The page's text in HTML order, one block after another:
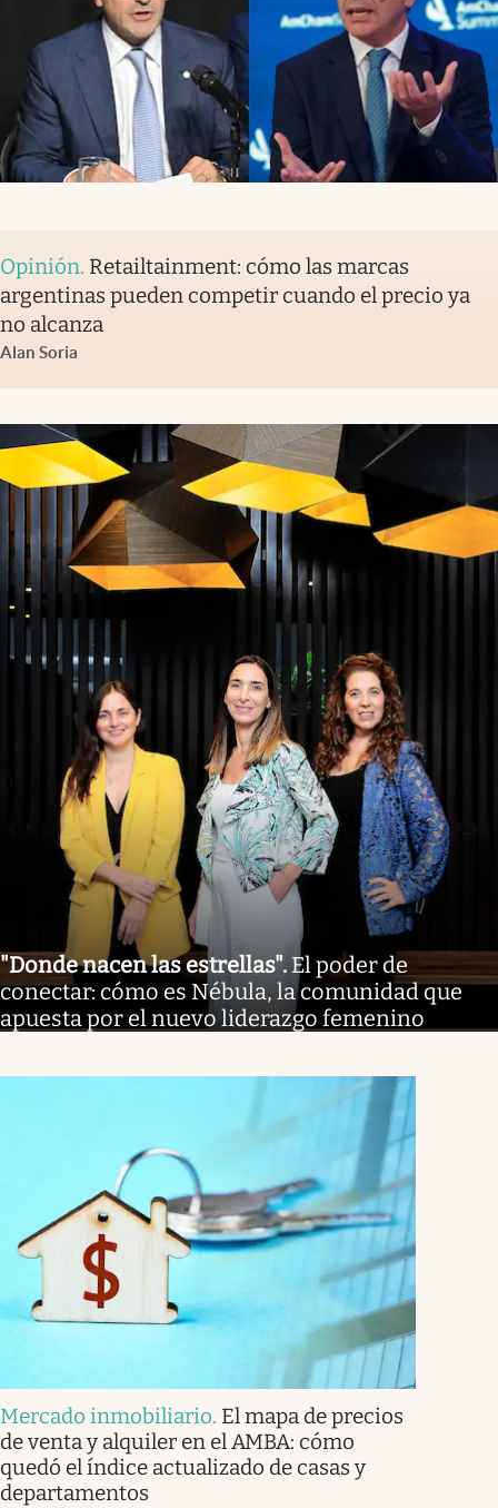
Opinión. Retailtainment: cómo las marcas
argentinas pueden competir cuando el precio ya
no alcanza
Alan Soria
"Donde nacen las estrellas". El poder de
conectar: cómo es Nébula, la comunidad que
apuesta por el nuevo liderazgo femenino
Mercado inmobiliario. El mapa de precios
de venta y alquiler en el AMBA: cómo
quedó el índice actualizado de casas y
departamentos